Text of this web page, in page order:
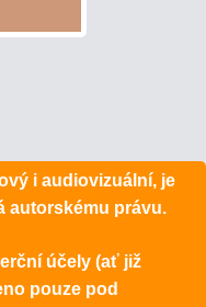
i audiovizuální, je
autorskému právu.
účely (ať již
pouze pod